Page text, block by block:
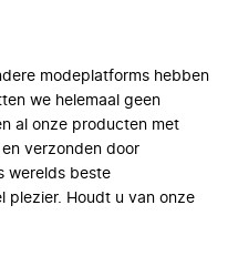
modeplatforms hebben
we helemaal geen
al onze producten met
verzonden door
werelds beste
plezier. Houdt u van onze